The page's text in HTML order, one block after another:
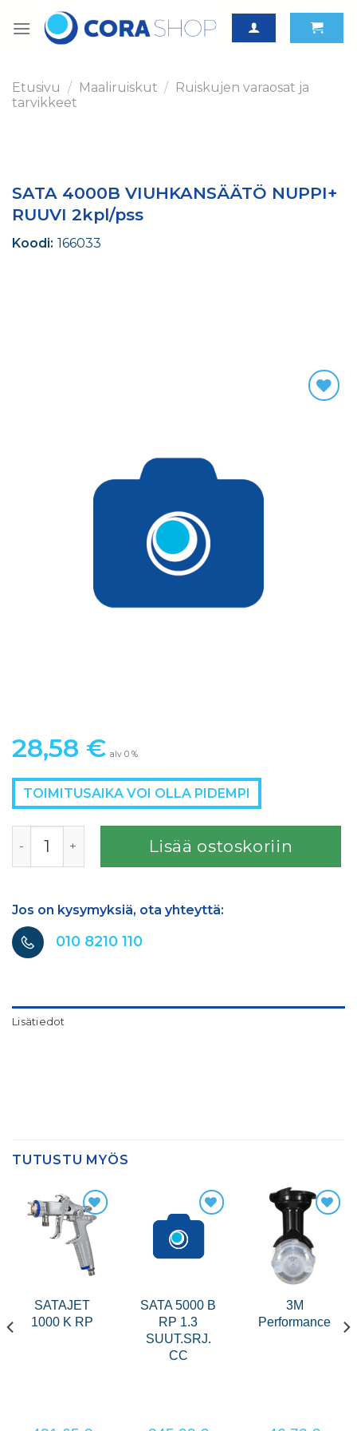
Etusivu / Maaliruiskut / Ruiskujen varaosat ja
tarvikkeet
SATA 4000B VIUHKANSÄÄTÖ NUPPI+
RUUVI 2kpl/pss
Koodi: 166033
28,58 € alv 0 %
TOIMITUSAIKA VOI OLLA PIDEMPI
Lisää ostoskoriin
Jos on kysymyksiä, ota yhteyttä:
010 8210 110
Lisätiedot
TUTUSTU MYÖS
SATAJET
1000 K RP
SATA 5000 B
RP 1.3
SUUT.SRJ.
CC
3M
Performance